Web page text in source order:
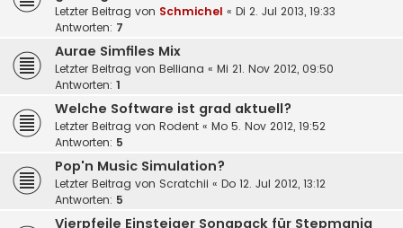
Letzter Beitrag von Schmichel « Di 2. Jul 2013, 19:33
Antworten: 7
Aurae Simfiles Mix
Letzter Beitrag von Belliana « Mi 21. Nov 2012, 09:50
Antworten: 1
Welche Software ist grad aktuell?
Letzter Beitrag von Rodent « Mo 5. Nov 2012, 19:52
Antworten: 5
Pop'n Music Simulation?
Letzter Beitrag von Scratchii « Do 12. Jul 2012, 13:12
Antworten: 5
Vierpfeile Einsteiger Songpack für Stepmania